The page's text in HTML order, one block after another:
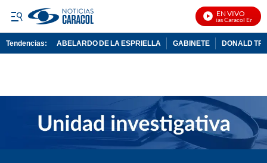
EN VIVO
Noticias Caracol En Vivo
Tendencias: ABELARDO DE LA ESPRIELLA GABINETE DONALD